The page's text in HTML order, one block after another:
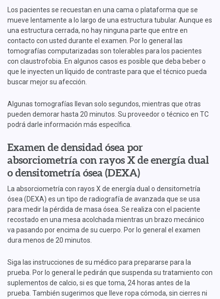
Los pacientes se recuestan en una cama o plataforma que se
mueve lentamente a lo largo de una estructura tubular. Aunque es
una estructura cerrada, no hay ninguna parte que entre en
contacto con usted durante el examen. Por lo general las
tomografías computarizadas son tolerables para los pacientes
con claustrofobia. En algunos casos es posible que deba beber o
que le inyecten un líquido de contraste para que el técnico pueda
buscar mejor su afección.
Algunas tomografías llevan solo segundos, mientras que otras
pueden demorar hasta 20 minutos. Su proveedor o técnico en TC
podrá darle información más específica.
Examen de densidad ósea por
absorciometría con rayos X de energía dual
o densitometría ósea (DEXA)
La absorciometría con rayos X de energía dual o densitometría
ósea (DEXA) es un tipo de radiografía de avanzada que se usa
para medir la pérdida de masa ósea. Se realiza con el paciente
recostado en una mesa acolchada mientras un brazo mecánico
va pasando por encima de su cuerpo. Por lo general el examen
dura menos de 20 minutos.
Siga las instrucciones de su médico para prepararse para la
prueba. Por lo general le pedirán que suspenda su tratamiento con
suplementos de calcio, si es que toma, 24 horas antes de la
prueba. También sugerimos que lleve ropa cómoda, sin cierres ni